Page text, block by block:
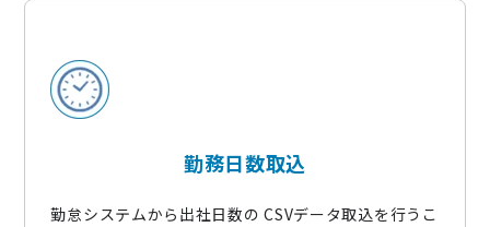
勤務日数取込
勤怠システムから出社日数の CSVデータ取込を行うこ